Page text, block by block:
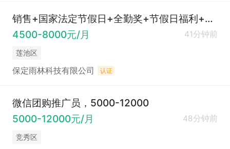
销售+国家法定节假日+全勤奖+节假日福利+不定期团建
4500-8000元/月
41分钟前
莲池区
保定雨林科技有限公司 认证
微信团购推广员，5000-12000
5000-12000元/月
48分钟前
竞秀区